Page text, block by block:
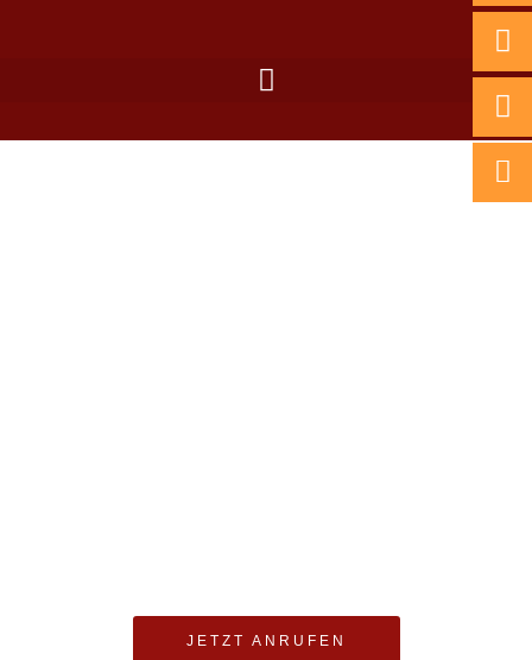
JETZT ANRUFEN